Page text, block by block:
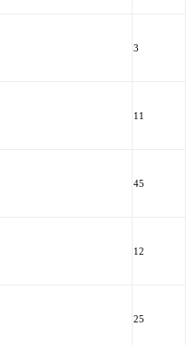
3
11
45
12
25